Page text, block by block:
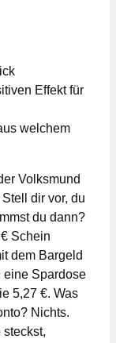
Effekt für
welchem
Volksmund
dir vor, du
du dann?
Schein
dem Bargeld
eine Spardose
5,27 €. Was
Nichts.